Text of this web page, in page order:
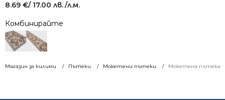
Магазин за килими Пътеки Мокетени пътеки Мокетена пътека
8.69 €/ 17.00 лв./л.м.
Комбинирайте